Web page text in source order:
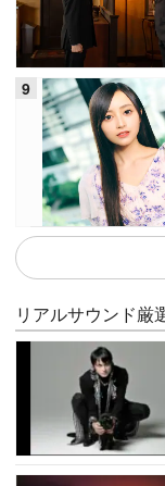
リアルサウンド厳